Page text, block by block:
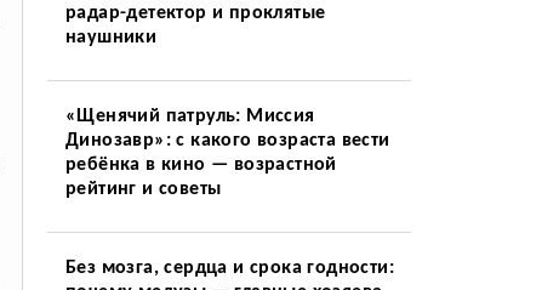
радар-детектор и проклятые
наушники
«Щенячий патруль: Миссия
Динозавр»: с какого возраста вести
ребёнка в кино — возрастной
рейтинг и советы
Без мозга, сердца и срока годности: